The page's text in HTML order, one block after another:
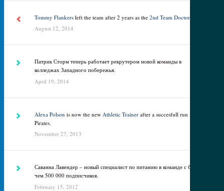
Tommy Flankers left the team after 2 years as the 2nd Team Doctor.
August 12, 2014
Патрик Сторм теперь работает рекрутером новой команды в
колледжах Западного побережья.
April 19, 2014
Alexa Polson is now the new Athletic Trainer after a succesfull run in the
Pirates.
November 27, 2013
Саванна Лавендер – новый специалист по питанию в команде с более
чем 500 000 подписчиков.
February 15, 2012